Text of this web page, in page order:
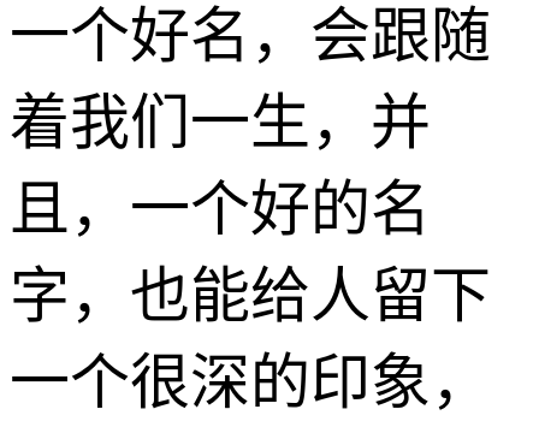
一个好名，会跟随
着我们一生，并
且，一个好的名
字，也能给人留下
一个很深的印象，